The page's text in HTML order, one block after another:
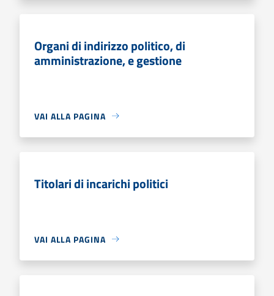
Organi di indirizzo politico, di
amministrazione, e gestione
VAI ALLA PAGINA
Titolari di incarichi politici
VAI ALLA PAGINA